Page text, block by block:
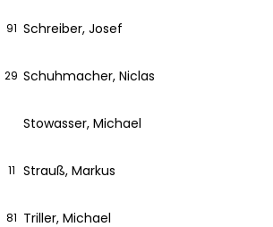
91 Schreiber, Josef
29 Schuhmacher, Niclas
Stowasser, Michael
11 Strauß, Markus
81 Triller, Michael